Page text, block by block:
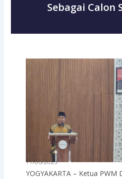
Sebagai Calon
11/06/2023
YOGYAKARTA – Ketua PWM